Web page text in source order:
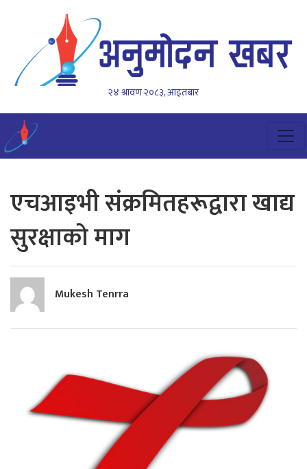
२४ श्रावण २०८३, आइतबार
एचआइभी संक्रमितहरूद्वारा खाद्य
सुरक्षाको माग
Mukesh Tenrra